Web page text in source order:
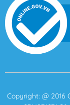
Copyright: @ 2016